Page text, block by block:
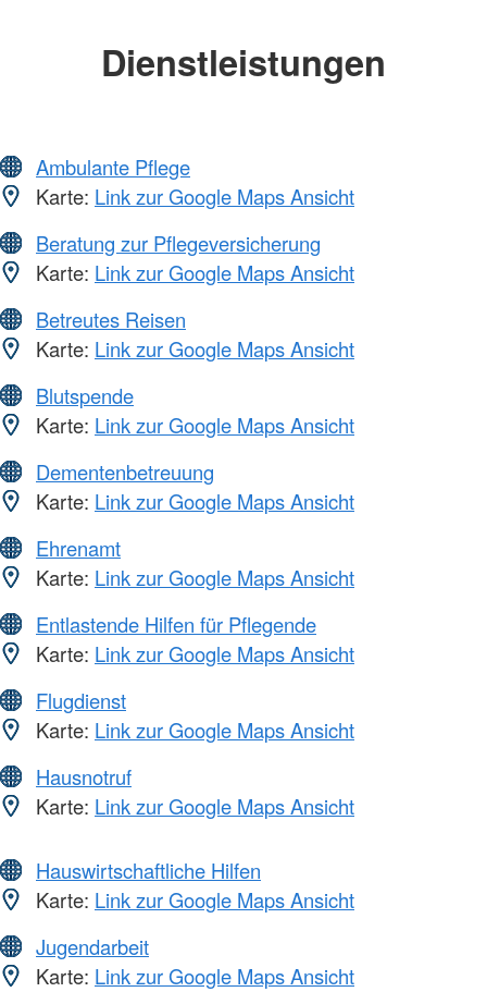
Dienstleistungen
Ambulante Pflege
Karte: Link zur Google Maps Ansicht
Beratung zur Pflegeversicherung
Karte: Link zur Google Maps Ansicht
Betreutes Reisen
Karte: Link zur Google Maps Ansicht
Blutspende
Karte: Link zur Google Maps Ansicht
Dementenbetreuung
Karte: Link zur Google Maps Ansicht
Ehrenamt
Karte: Link zur Google Maps Ansicht
Entlastende Hilfen für Pflegende
Karte: Link zur Google Maps Ansicht
Flugdienst
Karte: Link zur Google Maps Ansicht
Hausnotruf
Karte: Link zur Google Maps Ansicht
Hauswirtschaftliche Hilfen
Karte: Link zur Google Maps Ansicht
Jugendarbeit
Karte: Link zur Google Maps Ansicht